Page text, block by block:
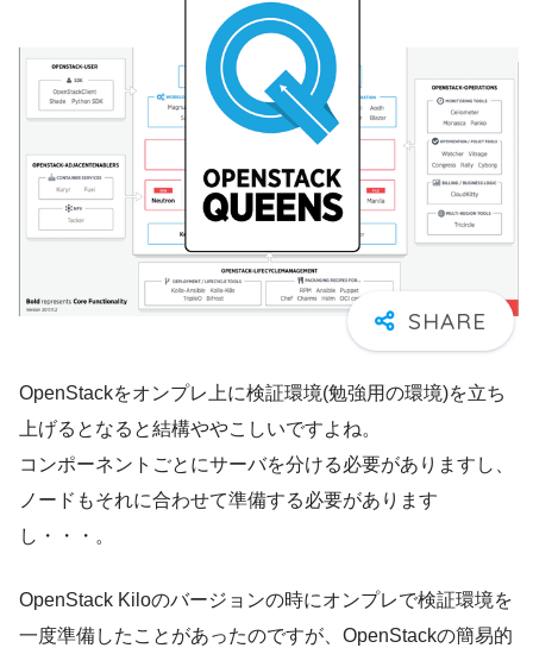
OpenStackをオンプレ上に検証環境(勉強用の環境)を立ち
上げるとなると結構ややこしいですよね。
コンポーネントごとにサーバを分ける必要がありますし、
ノードもそれに合わせて準備する必要があります
し・・・。
OpenStack Kiloのバージョンの時にオンプレで検証環境を
一度準備したことがあったのですが、OpenStackの簡易的